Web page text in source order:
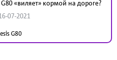
«виляет» кормой на дороге?
07-2021
G80